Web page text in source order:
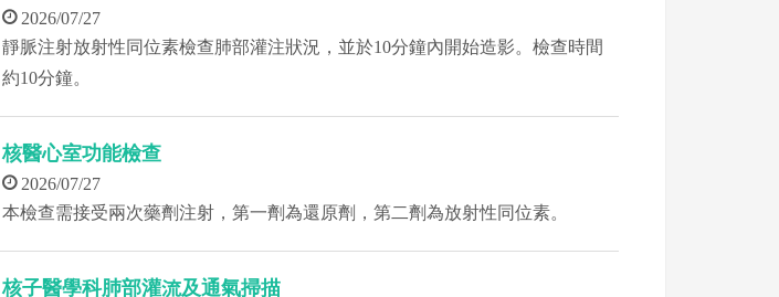
2026/07/27
靜脈注射放射性同位素檢查肺部灌注狀況，並於10分鐘內開始造影。檢查時間
約10分鐘。
核醫心室功能檢查
2026/07/27
本檢查需接受兩次藥劑注射，第一劑為還原劑，第二劑為放射性同位素。
核子醫學科肺部灌流及通氣掃描